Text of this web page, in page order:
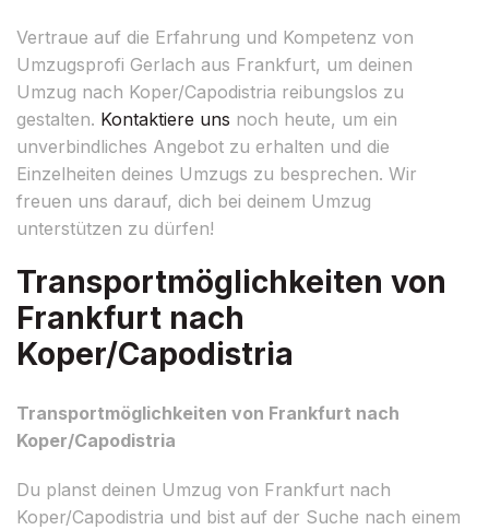
Vertraue auf die Erfahrung und Kompetenz von
Umzugsprofi Gerlach aus Frankfurt, um deinen
Umzug nach Koper/Capodistria reibungslos zu
gestalten. Kontaktiere uns noch heute, um ein
unverbindliches Angebot zu erhalten und die
Einzelheiten deines Umzugs zu besprechen. Wir
freuen uns darauf, dich bei deinem Umzug
unterstützen zu dürfen!
Transportmöglichkeiten von
Frankfurt nach
Koper/Capodistria
Transportmöglichkeiten von Frankfurt nach
Koper/Capodistria
Du planst deinen Umzug von Frankfurt nach
Koper/Capodistria und bist auf der Suche nach einem